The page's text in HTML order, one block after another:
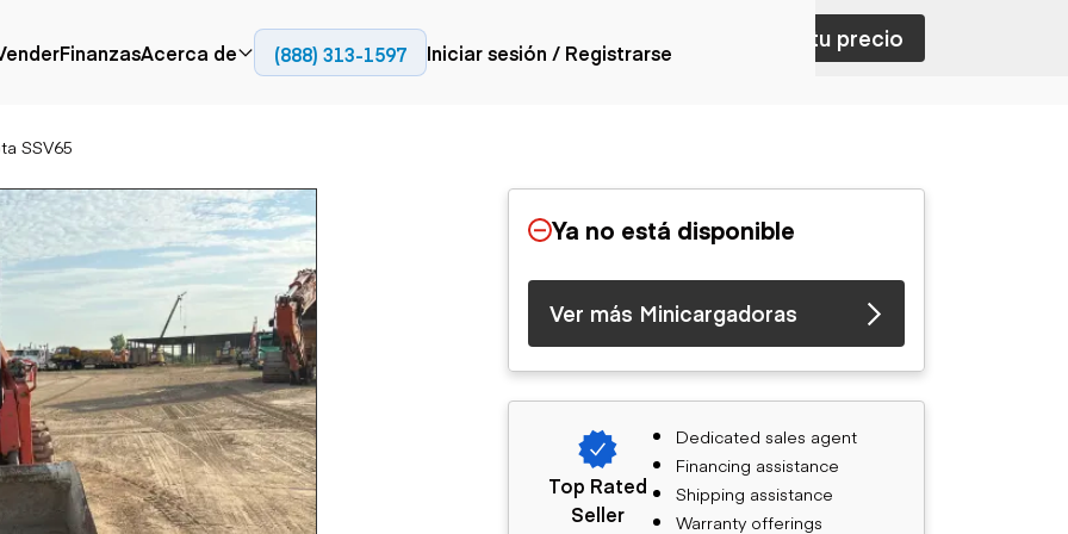
Aérea
Camiones con
plataforma
Grúas
Carretillas elevadoras
Ascensores
telescópicos
Movimiento de
tierra
Retroexcavadoras
Topadoras
Cargadoras compactas
Fresadoras en frío
Compactadores
Adoquines
Recuperadores de
carreteras
Generación de
energía
Generadores
Camiones articulados
Camiones con
plataforma
Camiones de
transporte
Camiones fuera de
carretera
Camiones de servicio
Camiones con
remolque cisterna
FinanzasAcerca de
Blog
(888) 313-1597 Iniciar sesión / Registrarse
SSV65
Contactar con ventas Nombra tu precio
Ya no está disponible
Ver más Minicargadoras
Top Rated
Seller
Dedicated sales agent
Financing assistance
Shipping assistance
Warranty offerings